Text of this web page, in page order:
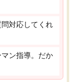
対応してくれ
ン指導。だか